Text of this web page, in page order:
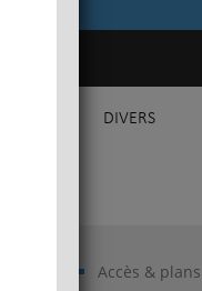
DIVERS
Accès & plans